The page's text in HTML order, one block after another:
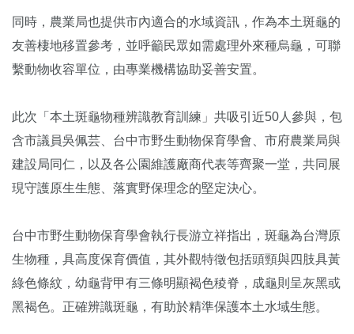
同時，農業局也提供市內適合的水域資訊，作為本土斑龜的
友善棲地移置參考，並呼籲民眾如需處理外來種烏龜，可聯
繫動物收容單位，由專業機構協助妥善安置。
此次「本土斑龜物種辨識教育訓練」共吸引近50人參與，包
含市議員吳佩芸、台中市野生動物保育學會、市府農業局與
建設局同仁，以及各公園維護廠商代表等齊聚一堂，共同展
現守護原生生態、落實野保理念的堅定決心。
台中市野生動物保育學會執行長游立祥指出，斑龜為台灣原
生物種，具高度保育價值，其外觀特徵包括頭頸與四肢具黃
綠色條紋，幼龜背甲有三條明顯褐色稜脊，成龜則呈灰黑或
黑褐色。正確辨識斑龜，有助於精準保護本土水域生態。